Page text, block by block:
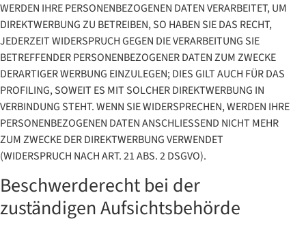
WERDEN IHRE PERSONENBEZOGENEN DATEN VERARBEITET, UM
DIREKTWERBUNG ZU BETREIBEN, SO HABEN SIE DAS RECHT,
JEDERZEIT WIDERSPRUCH GEGEN DIE VERARBEITUNG SIE
BETREFFENDER PERSONENBEZOGENER DATEN ZUM ZWECKE
DERARTIGER WERBUNG EINZULEGEN; DIES GILT AUCH FÜR DAS
PROFILING, SOWEIT ES MIT SOLCHER DIREKTWERBUNG IN
VERBINDUNG STEHT. WENN SIE WIDERSPRECHEN, WERDEN IHRE
PERSONENBEZOGENEN DATEN ANSCHLIESSEND NICHT MEHR
ZUM ZWECKE DER DIREKTWERBUNG VERWENDET
(WIDERSPRUCH NACH ART. 21 ABS. 2 DSGVO).
Beschwerde­recht bei der
zuständigen Aufsichts­behörde